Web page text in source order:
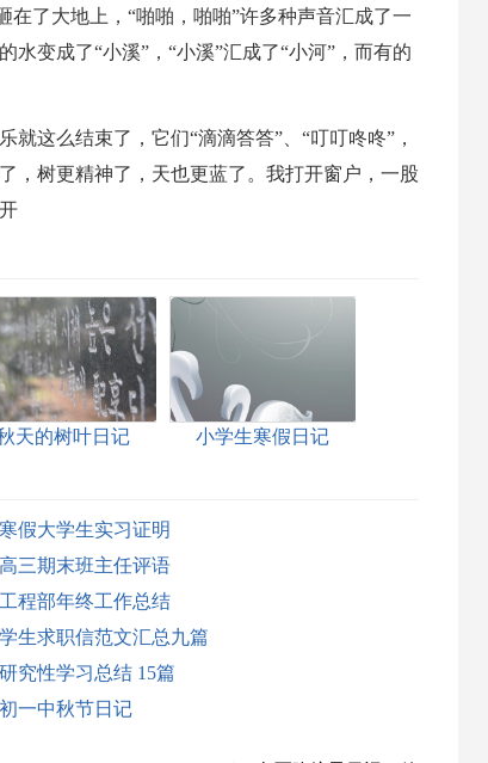
在了大地上，“啪啪，啪啪”许多种声音汇成了一
变成了“小溪”，“小溪”汇成了“小河”，而有的
这么结束了，它们“滴滴答答”、“叮叮咚咚”，
，树更精神了，天也更蓝了。我打开窗户，一股
天的树叶日记
小学生寒假日记
寒假大学生实习证明
高三期末班主任评语
工程部年终工作总结
学生求职信范文汇总九篇
研究性学习总结 15篇
初一中秋节日记